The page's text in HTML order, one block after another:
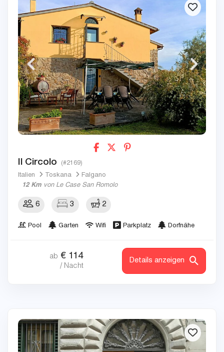
Il Circolo (#2169)
Italien Toskana
Falgano
12 Km von Le Case San Romolo
6 3 2
Pool Garten Wifi Parkplatz Dorfnähe
ab € 114
/ Nacht
Details anzeigen